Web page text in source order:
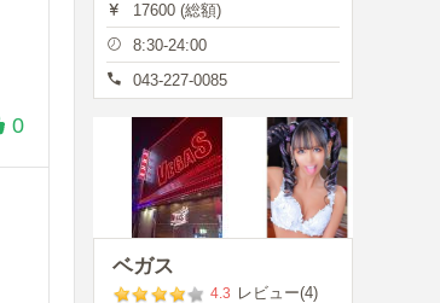
0
17600 (総額)
8:30-24:00
043-227-0085
ベガス
4.3 レビュー(4)